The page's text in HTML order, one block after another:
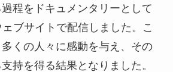
程をドキュメンタリーとして
ブサイトで配信しました。こ
くの人々に感動を与え、その
持を得る結果となりました。